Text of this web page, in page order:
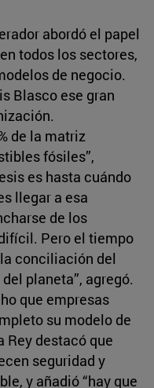
abordó el papel
todos los sectores,
de negocio.
Blasco ese gran
de la matriz
fósiles”,
es hasta cuándo
llegar a esa
de los
Pero el tiempo
conciliación del
planeta”, agregó.
que empresas
su modelo de
Rey destacó que
seguridad y
y añadió “hay que